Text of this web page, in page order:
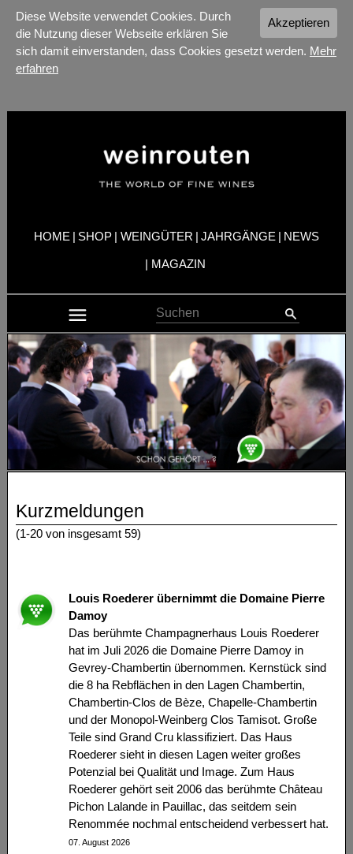
Akzeptieren
Diese Website verwendet Cookies. Durch
die Nutzung dieser Webseite erklären Sie
sich damit einverstanden, dass Cookies gesetzt werden. Mehr
erfahren
HOME | SHOP | WEINGÜTER | JAHRGÄNGE | NEWS
| MAGAZIN
Kurzmeldungen
(1-20 von insgesamt 59)
Louis Roederer übernimmt die Domaine Pierre
Damoy
Das berühmte Champagnerhaus Louis Roederer
hat im Juli 2026 die Domaine Pierre Damoy in
Gevrey-Chambertin übernommen. Kernstück sind
die 8 ha Rebflächen in den Lagen Chambertin,
Chambertin-Clos de Bèze, Chapelle-Chambertin
und der Monopol-Weinberg Clos Tamisot. Große
Teile sind Grand Cru klassifiziert. Das Haus
Roederer sieht in diesen Lagen weiter großes
Potenzial bei Qualität und Image. Zum Haus
Roederer gehört seit 2006 das berühmte Château
Pichon Lalande in Pauillac, das seitdem sein
Renommée nochmal entscheidend verbessert hat.
07. August 2026